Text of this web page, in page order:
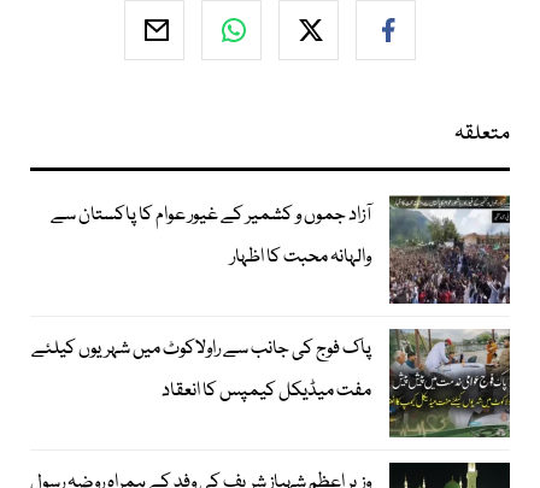
متعلقہ
آزاد جموں و کشمیر کے غیور عوام کا پاکستان سے
والہانہ محبت کا اظہار
پاک فوج کی جانب سے راولاکوٹ میں شہریوں کیلئے
مفت میڈیکل کیمپس کا انعقاد